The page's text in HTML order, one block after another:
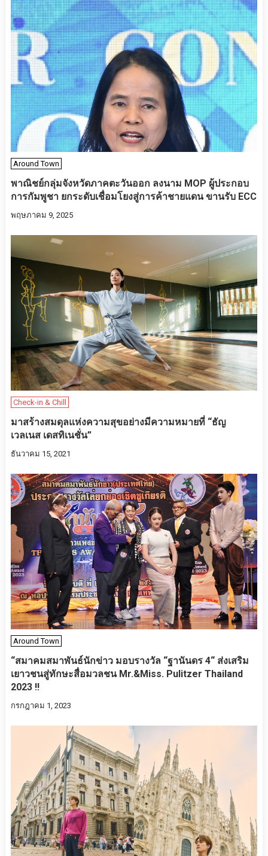
Around Town
พาณิชย์กลุ่มจังหวัดภาคตะวันออก ลงนาม MOP ผู้ประกอบ
การกัมพูชา ยกระดับเชื่อมโยงสู่การค้าชายแดน ขานรับ ECC
พฤษภาคม 9, 2025
Check-in & Chill
มาสร้างสมดุลแห่งความสุขอย่างมีความหมายที่ “ธัญ
เวลเนส เดสทิเนชั่น”
ธันวาคม 15, 2021
Around Town
“สมาคมสมาพันธ์นักข่าว มอบรางวัล “ฐานันดร 4“ ส่งเสริม
เยาวชนสู่ทักษะสื่อมวลชน Mr.&Miss. Pulitzer Thailand
2023 !!
กรกฎาคม 1, 2023